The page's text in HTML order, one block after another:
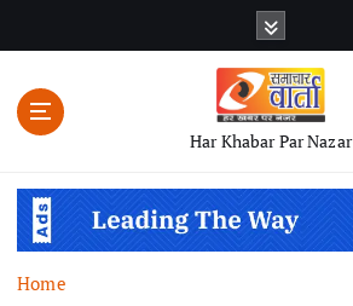
Har Khabar Par Nazar
Home